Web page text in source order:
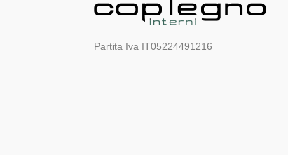
Partita Iva IT05224491216